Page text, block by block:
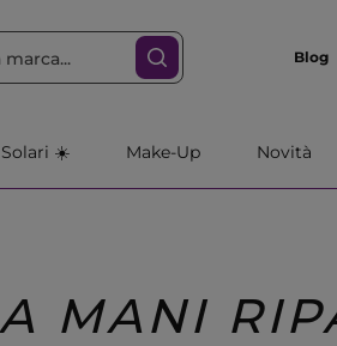
Blog
Solari ☀️ Make-Up Novità
MANI